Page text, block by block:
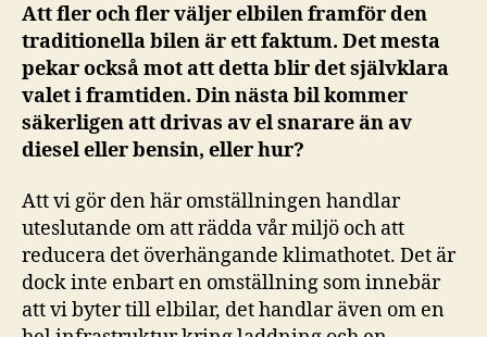
Att fler och fler väljer elbilen framför den
traditionella bilen är ett faktum. Det mesta
pekar också mot att detta blir det självklara
valet i framtiden. Din nästa bil kommer
säkerligen att drivas av el snarare än av
diesel eller bensin, eller hur?
Att vi gör den här omställningen handlar
uteslutande om att rädda vår miljö och att
reducera det överhängande klimathotet. Det är
dock inte enbart en omställning som innebär
att vi byter till elbilar, det handlar även om en